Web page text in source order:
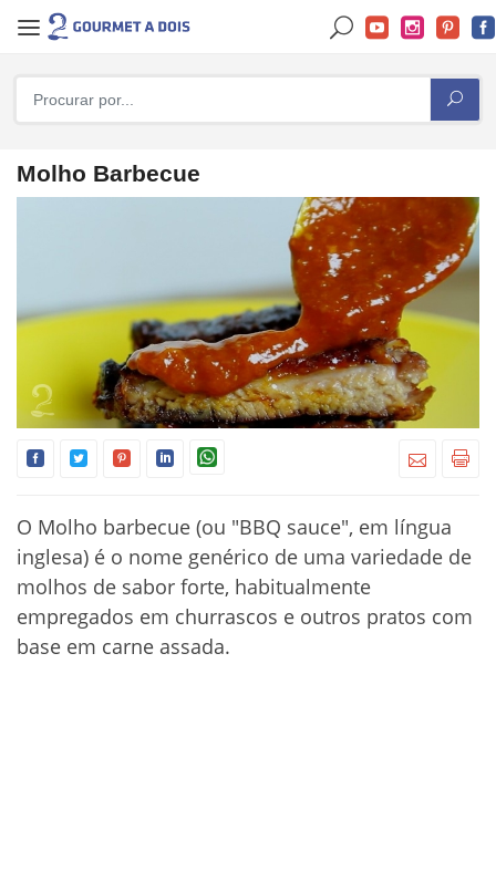
Molho Barbecue
O Molho barbecue (ou "BBQ sauce", em língua
inglesa) é o nome genérico de uma variedade de
molhos de sabor forte, habitualmente
empregados em churrascos e outros pratos com
base em carne assada.